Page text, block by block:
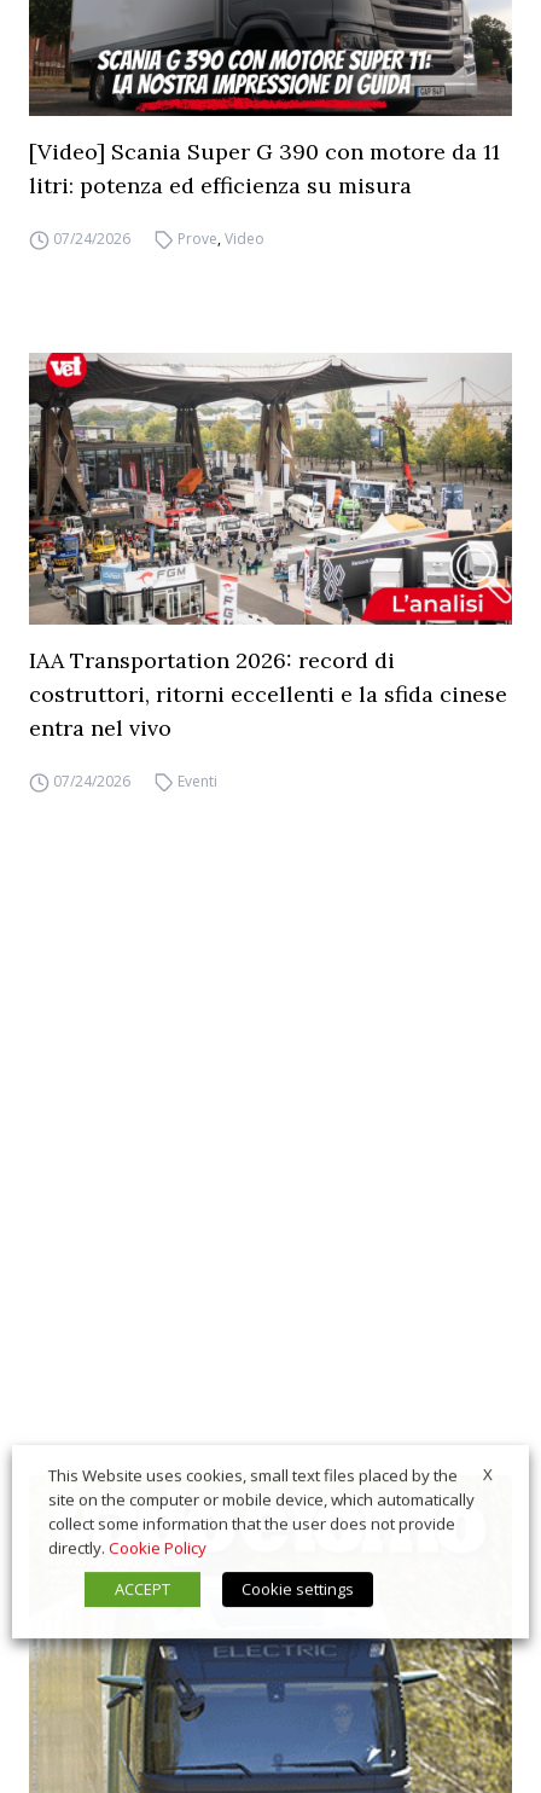
[Video] Scania Super G 390 con motore da 11
litri: potenza ed efficienza su misura
07/24/2026 Prove,Video
IAA Transportation 2026: record di
costruttori, ritorni eccellenti e la sfida cinese
entra nel vivo
07/24/2026 Eventi
X
This Website uses cookies, small text files placed by the
site on the computer or mobile device, which automatically
collect some information that the user does not provide
directly. Cookie Policy
ACCEPT
Cookie settings